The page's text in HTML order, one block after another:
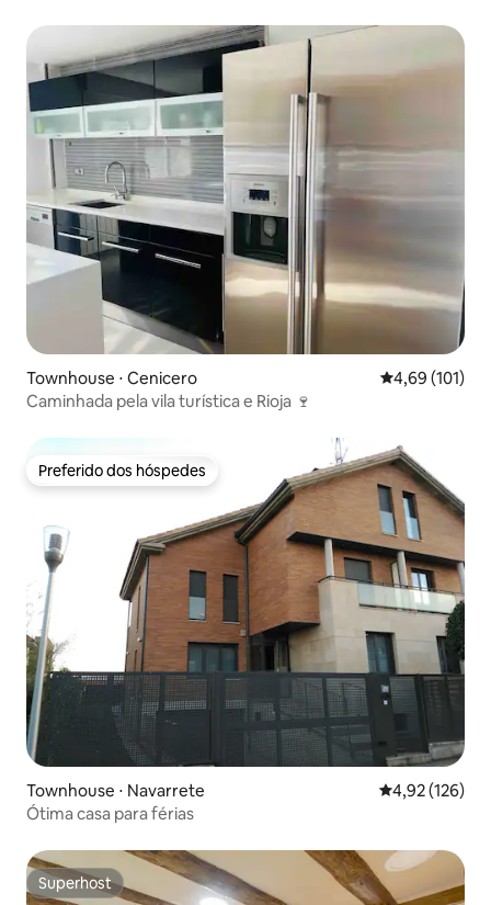
Townhouse ⋅ Cenicero 4,69 de uma
4,69 (101)
Caminhada pela vila turística e Rioja 🍷
Preferido dos hóspedes
Preferido dos hóspedes
Townhouse ⋅ Navarrete 4,92 de uma
4,92 (126)
Ótima casa para férias
Superhost
Superhost